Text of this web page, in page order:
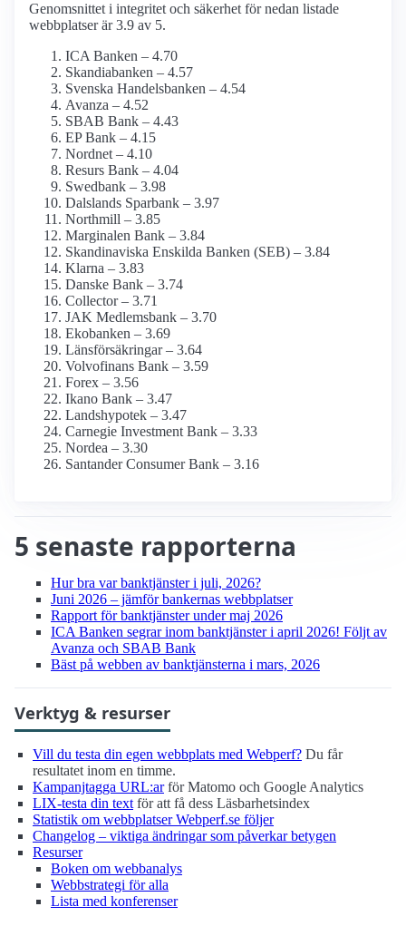
Genomsnittet i integritet och säkerhet för nedan listade
webbplatser är 3.9 av 5.
ICA Banken – 4.70
Skandiabanken – 4.57
Svenska Handelsbanken – 4.54
Avanza – 4.52
SBAB Bank – 4.43
EP Bank – 4.15
Nordnet – 4.10
Resurs Bank – 4.04
Swedbank – 3.98
Dalslands Sparbank – 3.97
Northmill – 3.85
Marginalen Bank – 3.84
Skandinaviska Enskilda Banken (SEB) – 3.84
Klarna – 3.83
Danske Bank – 3.74
Collector – 3.71
JAK Medlemsbank – 3.70
Ekobanken – 3.69
Länsförsäkringar – 3.64
Volvofinans Bank – 3.59
Forex – 3.56
Ikano Bank – 3.47
Landshypotek – 3.47
Carnegie Investment Bank – 3.33
Nordea – 3.30
Santander Consumer Bank – 3.16
5 senaste rapporterna
Hur bra var bank­tjänster i juli, 2026?
Juni 2026 – jämför bankernas webbplatser
Rapport för bank­tjänster under maj 2026
ICA Banken segrar inom bank­tjänster i april 2026! Följt av
Avanza och SBAB Bank
Bäst på webben av bank­tjänsterna i mars, 2026
Verktyg & resurser
Vill du testa din egen webbplats med Webperf? Du får
resultatet inom en timme.
Kampanjtagga URL:arför Matomo och Google Analytics
LIX-testa din text för att få dess Läsbarhetsindex
Statistik om webbplatser Webperf.se följer
Changelog – viktiga ändringar som påverkar betygen
Resurser
Boken om webbanalys
Webbstrategi för alla
Lista med konferenser